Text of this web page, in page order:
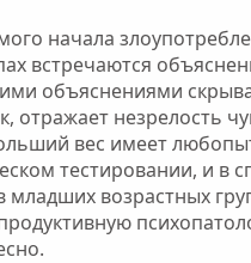
начала
встречаются
объяснениями
отражает незрелость
вес имеет
тестировании, и в
возрастных